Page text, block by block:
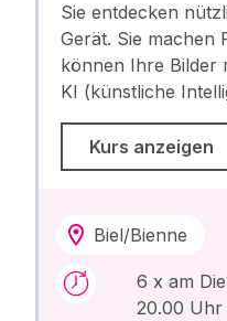
Sie entdecken
Gerät. Sie machen
können Ihre Bilder
KI (künstliche
Kurs anzeigen
Biel/Bienne
6 x am
20.00 Uhr